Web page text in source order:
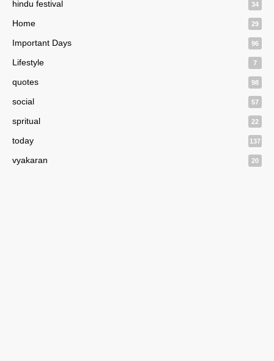
hindu festival 34
Home 29
Important Days 96
Lifestyle 7
quotes 98
social 57
spritual 22
today 137
vyakaran 20